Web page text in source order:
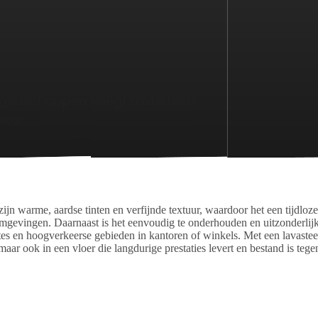
warme, aardse tinten en verfijnde textuur, waardoor het een
Daarnaast is het eenvoudig te onderhouden en
en hoogverkeerse gebieden in kantoren of winkels. Met een
ook in een vloer die langdurige prestaties levert en bestand is